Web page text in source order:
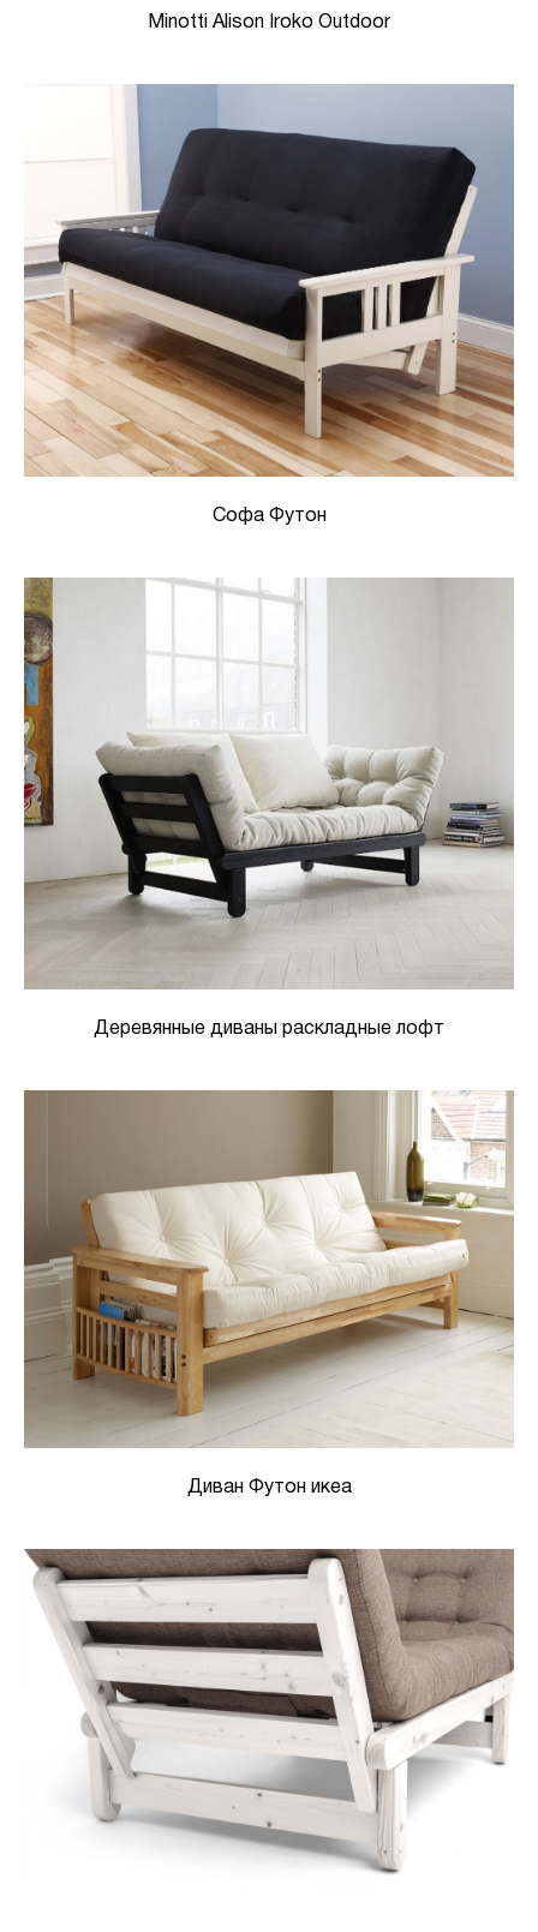
Minotti Alison Iroko Outdoor
Софа Футон
Деревянные диваны раскладные лофт
Диван Футон икеа